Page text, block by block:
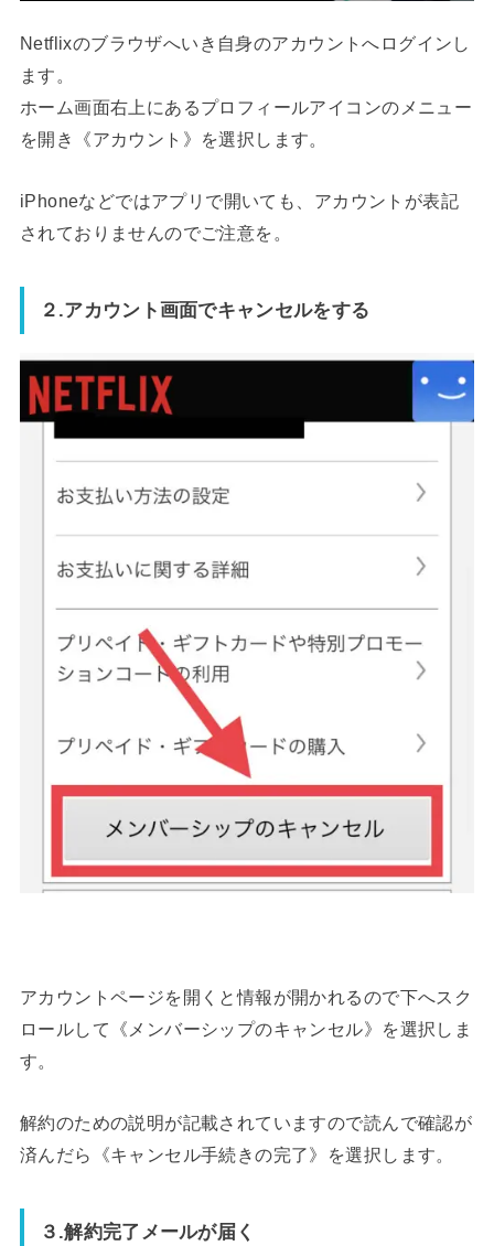
Netflixのブラウザへいき自身のアカウントへログインし
ます。
ホーム画面右上にあるプロフィールアイコンのメニュー
を開き《アカウント》を選択します。
iPhoneなどではアプリで開いても、アカウントが表記
されておりませんのでご注意を。
２.アカウント画面でキャンセルをする
アカウントページを開くと情報が開かれるので下へスク
ロールして《メンバーシップのキャンセル》を選択しま
す。
解約のための説明が記載されていますので読んで確認が
済んだら《キャンセル手続きの完了》を選択します。
３.解約完了メールが届く